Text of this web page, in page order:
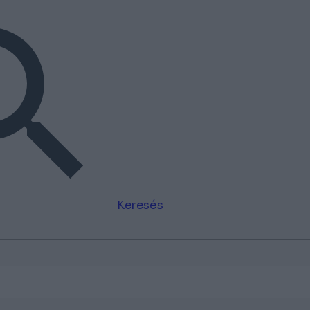
Keresés